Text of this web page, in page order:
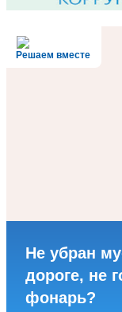
Решаем вместе
Не убран
дороге, не
фонарь?